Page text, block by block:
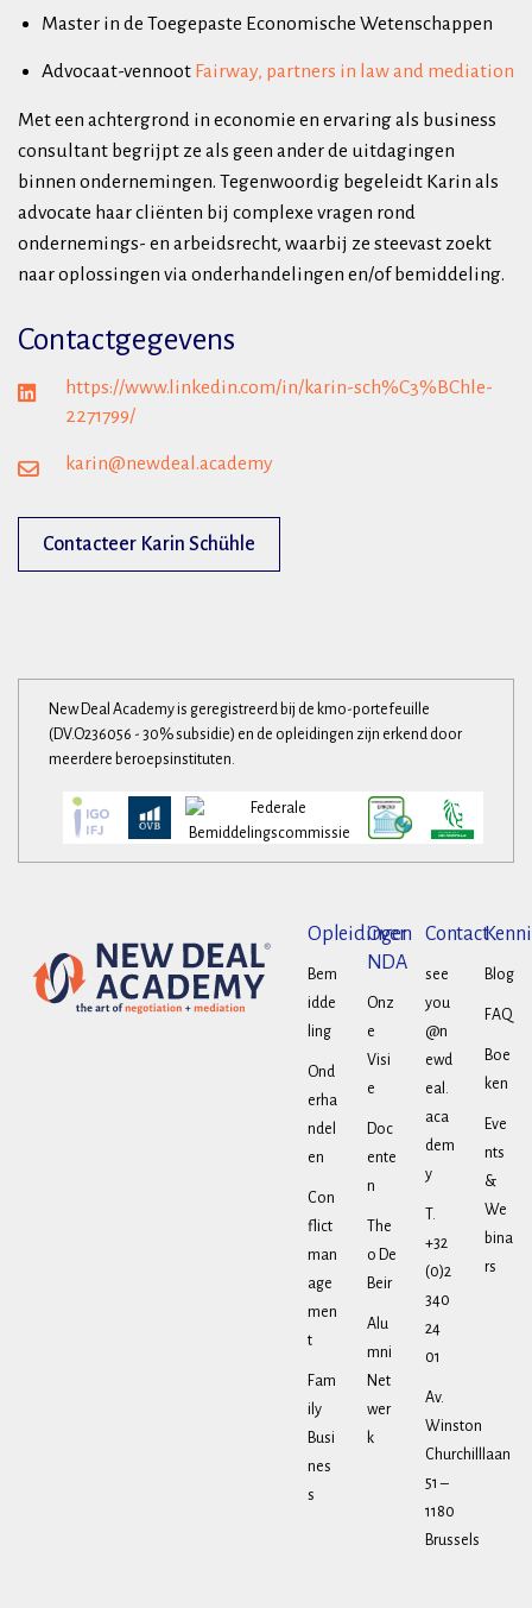
Master in de Toegepaste Economische Wetenschappen
Advocaat-vennoot Fairway, partners in law and mediation
Met een achtergrond in economie en ervaring als business
consultant begrijpt ze als geen ander de uitdagingen
binnen ondernemingen. Tegenwoordig begeleidt Karin als
advocate haar cliënten bij complexe vragen rond
ondernemings- en arbeidsrecht, waarbij ze steevast zoekt
naar oplossingen via onderhandelingen en/of bemiddeling.
Contactgegevens
https://www.linkedin.com/in/karin-sch%C3%BChle-
2271799/
karin@newdeal.academy
Contacteer Karin Schühle
New Deal Academy is geregistreerd bij de kmo-portefeuille
(DV.O236056 - 30% subsidie) en de opleidingen zijn erkend door
meerdere beroepsinstituten.
Opleidingen
Bem
idde
ling
Ond
erha
ndel
en
Con
flict
man
age
men
t
Fam
ily
Busi
nes
s
Over
NDA
Onz
e
Visi
e
Doc
ente
n
The
o De
Beir
Alu
mni
Net
wer
k
Contact
see
you
@n
ewd
eal.
aca
dem
y
T.
+32
(0)2
340
24
01
Av.
Winston
Churchilllaan
51 –
1180
Brussels
Blog
FAQ
Boe
ken
Eve
nts
&
We
bina
rs